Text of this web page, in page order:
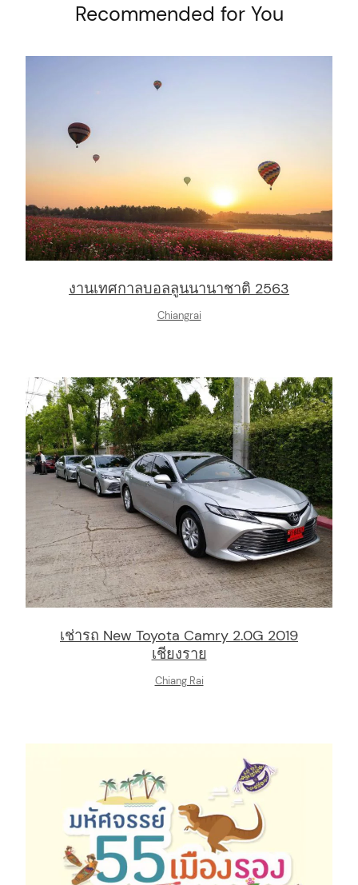
Recommended for You
งานเทศกาลบอลลูนนานาชาติ 2563
Chiangrai
เช่ารถ New Toyota Camry 2.0G 2019
เชียงราย
Chiang Rai